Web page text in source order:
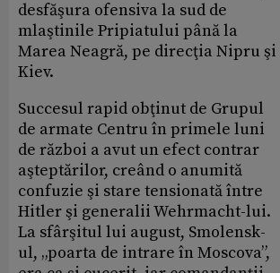
desfăşura ofensiva la sud de
mlaştinile Pripiatului până la
Marea Neagră, pe direcţia Nipru şi
Kiev.
Succesul rapid obţinut de Grupul
de armate Centru în primele luni
de război a avut un efect contrar
aşteptărilor, creând o anumită
confuzie şi stare tensionată între
Hitler şi generalii Wehrmacht-lui.
La sfârşitul lui august, Smolensk-
ul, „poarta de intrare în Moscova”,